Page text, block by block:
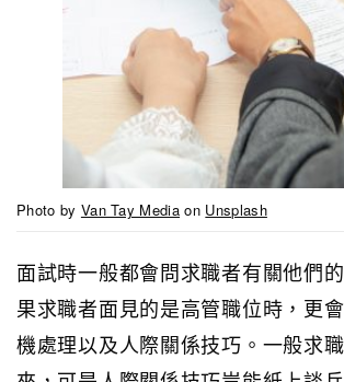
Photo by Van Tay Media on Unsplash
面試時一般都會問求職者有關他們
果求職者面見的是高管職位時，更
機處理以及人際關係技巧。一般求